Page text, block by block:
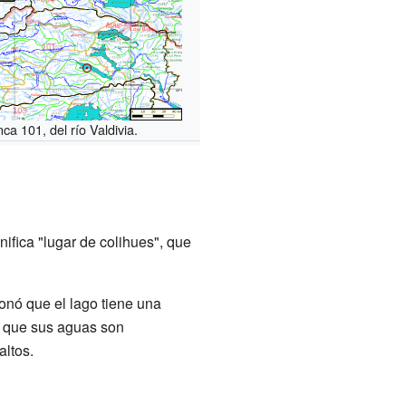
101, del río Valdivia.
"lugar de colihues", que
que el lago tiene una
sus aguas son